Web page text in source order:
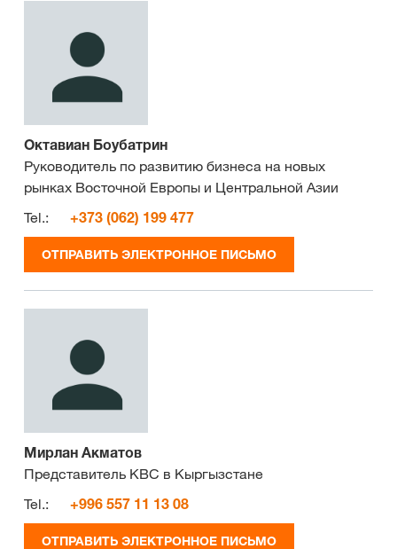
Октавиан Боубатрин
Руководитель по развитию бизнеса на новых
рынках Восточной Европы и Центральной Азии
Tel.:
+373 (062) 199 477
ОТПРАВИТЬ ЭЛЕКТРОННОЕ ПИСЬМО
Мирлан Акматов
Представитель КВС в Кыргызстане
Tel.:
+996 557 11 13 08
ОТПРАВИТЬ ЭЛЕКТРОННОЕ ПИСЬМО